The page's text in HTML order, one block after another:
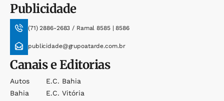
Publicidade
(71) 2886-2683 / Ramal 8585 | 8586
publicidade@grupoatarde.com.br
Canais e Editorias
Autos
Bahia
E.c. Bahia
E.c. Vitória